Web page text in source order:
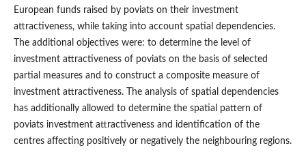
European funds raised by poviats on their investment
attractiveness, while taking into account spatial dependencies.
The additional objectives were: to determine the level of
investment attractiveness of poviats on the basis of selected
partial measures and to construct a composite measure of
investment attractiveness. The analysis of spatial dependencies
has additionally allowed to determine the spatial pattern of
poviats investment attractiveness and identification of the
centres affecting positively or negatively the neighbouring regions.